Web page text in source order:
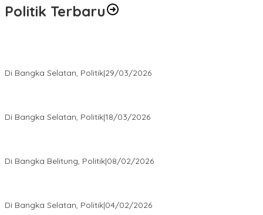
Politik Terbaru
Di Bangka Selatan, Politik|29/03/2026
Di Bangka Selatan, Politik|18/03/2026
Di Bangka Belitung, Politik|08/02/2026
Di Bangka Selatan, Politik|04/02/2026